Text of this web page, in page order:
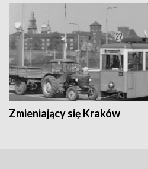
Zmieniający się Kraków